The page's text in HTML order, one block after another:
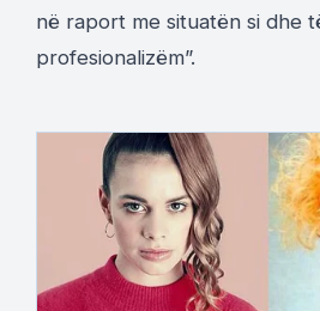
në raport me situatën si dhe
profesionalizëm”.